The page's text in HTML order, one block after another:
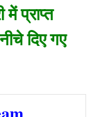
प्राप्त
दिए गए